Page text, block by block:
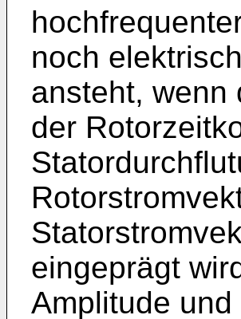
noch
ansteht, wenn
der
eingeprägt
Amplitude